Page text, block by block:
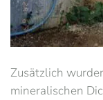
Zusätzlich
mineralischen